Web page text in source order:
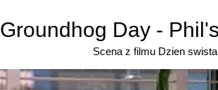
Groundhog Day -
Scena z filmu Dzien